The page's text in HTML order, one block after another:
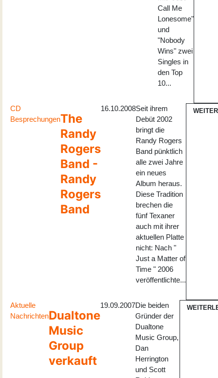
Call Me
Lonesome"
und
"Nobody
Wins" zwei
Singles in
den Top
10...
CD
BesprechungenThe
Randy
Rogers
Band -
Randy
Rogers
Band
16.10.2008Seit ihrem
Debüt 2002
bringt die
Randy Rogers
Band pünktlich
alle zwei Jahre
ein neues
Album heraus.
Diese Tradition
brechen die
fünf Texaner
auch mit ihrer
aktuellen Platte
nicht: Nach "
Just a Matter of
Time " 2006
veröffentlichte...
Aktuelle
NachrichtenDualtone
Music
Group
verkauft
19.09.2007Die beiden
Gründer der
Dualtone
Music Group,
Dan
Herrington
und Scott